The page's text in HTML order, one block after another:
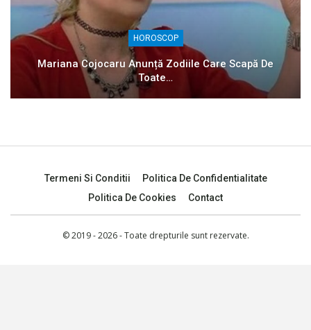
HOROSCOP
Mariana Cojocaru Anunță Zodiile Care Scapă De
Toate…
Termeni Si Conditii
Politica De Confidentialitate
Politica De Cookies
Contact
© 2019 - 2026 - Toate drepturile sunt rezervate.